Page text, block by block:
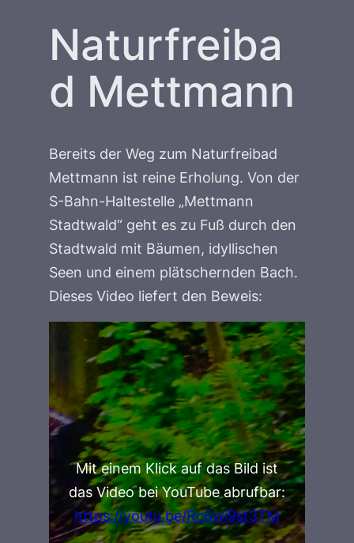
Naturfreiba
d Mettmann
Bereits der Weg zum Naturfreibad
Mettmann ist reine Erholung. Von der
S-Bahn-Haltestelle „Mettmann
Stadtwald“ geht es zu Fuß durch den
Stadtwald mit Bäumen, idyllischen
Seen und einem plätschernden Bach.
Dieses Video liefert den Beweis:
Mit einem Klick auf das Bild ist
das Video bei YouTube abrufbar:
https://youtu.be/Rc6wi9st3TM